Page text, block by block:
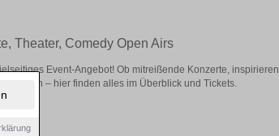
Theater, Comedy Open Airs
Event-Angebot! Ob mitreißende Konzerte,
– hier finden alles im Überblick und Tickets.